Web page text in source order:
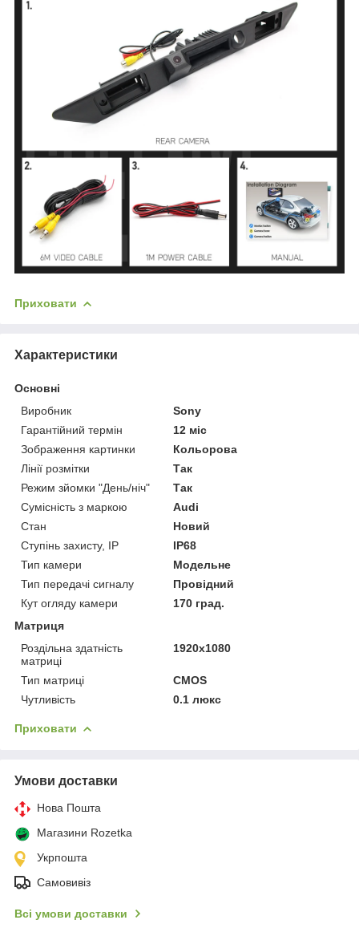
Приховати
Характеристики
Основні
Виробник
Sony
Гарантійний термін
12 міс
Зображення картинки
Кольорова
Лінії розмітки
Так
Режим зйомки "День/ніч"
Так
Сумісність з маркою
Audi
Стан
Новий
Ступінь захисту, IP
IP68
Тип камери
Модельне
Тип передачі сигналу
Провідний
Кут огляду камери
170 град.
Матриця
Роздільна здатність
матриці
1920x1080
Тип матриці
CMOS
Чутливість
0.1 люкс
Приховати
Умови доставки
Нова Пошта
Магазини Rozetka
Укрпошта
Самовивіз
Всі умови доставки